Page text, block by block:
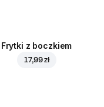
Frytki z boczkiem
17,99 zł